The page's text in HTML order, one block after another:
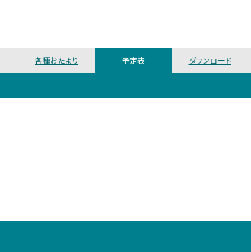
各種おたより 予定表 ダウンロード